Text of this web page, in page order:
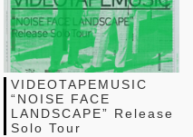
VIDEOTAPEMUSIC
“NOISE FACE
LANDSCAPE” Release
Solo Tour